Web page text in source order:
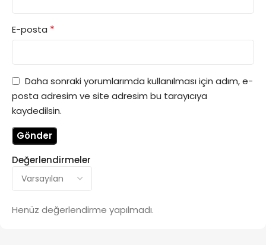
Değerlendirmeler
Henüz değerlendirme yapılmadı.
E-posta *
Daha sonraki yorumlarımda kullanılması için adım, e-
posta adresim ve site adresim bu tarayıcıya
kaydedilsin.